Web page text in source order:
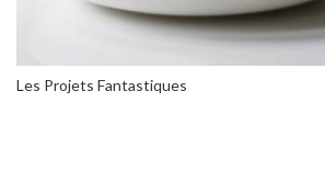
Les Projets Fantastiques